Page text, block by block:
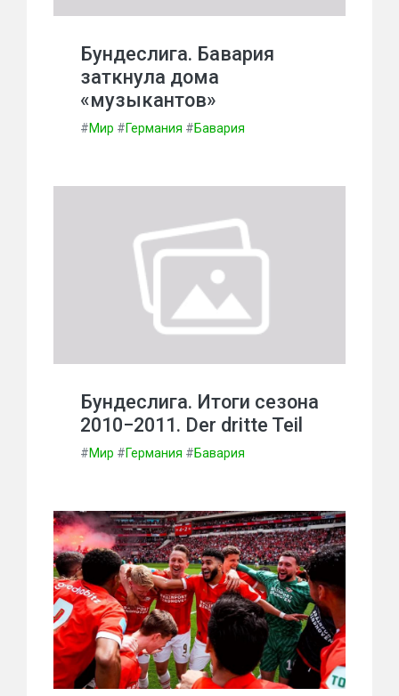
Бундеслига. Бавария
заткнула дома
«музыкантов»
#Мир #Германия #Бавария
Бундеслига. Итоги сезона
2010−2011. Der dritte Teil
#Мир #Германия #Бавария